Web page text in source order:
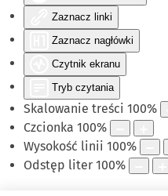
Zaznacz linki
Zaznacz nagłówki
Czytnik ekranu
Tryb czytania
Skalowanie treści 100%
Czcionka 100%
Wysokość linii 100%
Odstęp liter 100%